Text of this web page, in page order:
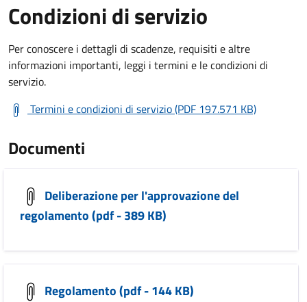
Condizioni di servizio
Per conoscere i dettagli di scadenze, requisiti e altre
informazioni importanti, leggi i termini e le condizioni di
servizio.
Termini e condizioni di servizio (PDF 197.571 KB)
Documenti
Deliberazione per l'approvazione del
regolamento (pdf - 389 KB)
Regolamento (pdf - 144 KB)